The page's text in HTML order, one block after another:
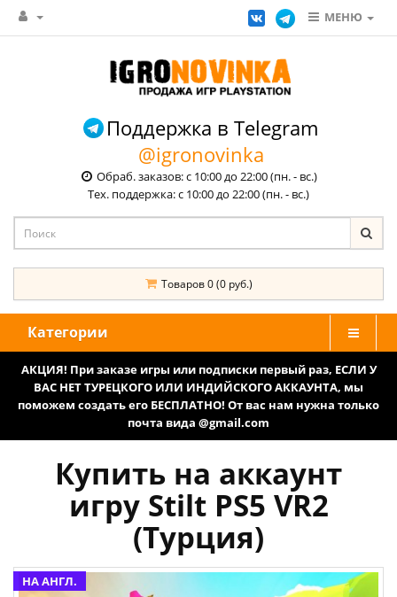
МЕНЮ
Поддержка в Telegram
@igronovinka
Обраб. заказов: с 10:00 до 22:00 (пн. - вс.)
Тех. поддержка: с 10:00 до 22:00 (пн. - вс.)
Товаров 0 (0 руб.)
Категории
АКЦИЯ! При заказе игры или подписки первый раз, ЕСЛИ У
ВАС НЕТ ТУРЕЦКОГО ИЛИ ИНДИЙСКОГО АККАУНТА, мы
поможем создать его БЕСПЛАТНО! От вас нам нужна только
почта вида @gmail.com
Купить на аккаунт
игру Stilt PS5 VR2
(Турция)
НА АНГЛ.